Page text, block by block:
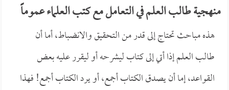
منهجية طالب العلم في التعامل مع كتب العلماء عموماً
هذه مباحث تحتاج إلى قدر من التحقيق والانضباط، أما أن
طالب العلم إذا أتي إلى كتاب ليشرحه أو ليقرر عليه بعض
القواعد، إما أن يصدق الكتاب أجمع، أو يرد الكتاب أجمع! فهذا